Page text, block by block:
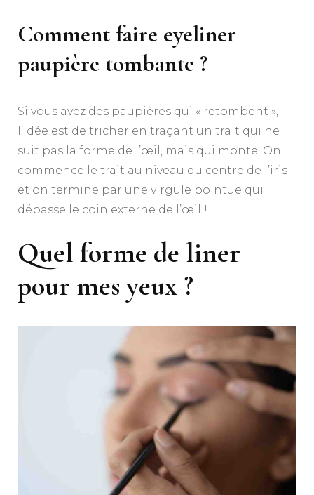
Comment faire eyeliner
paupière tombante ?
Si vous avez des paupières qui « retombent »,
l’idée est de tricher en traçant un trait qui ne
suit pas la forme de l’œil, mais qui monte. On
commence le trait au niveau du centre de l’iris
et on termine par une virgule pointue qui
dépasse le coin externe de l’œil !
Quel forme de liner
pour mes yeux ?